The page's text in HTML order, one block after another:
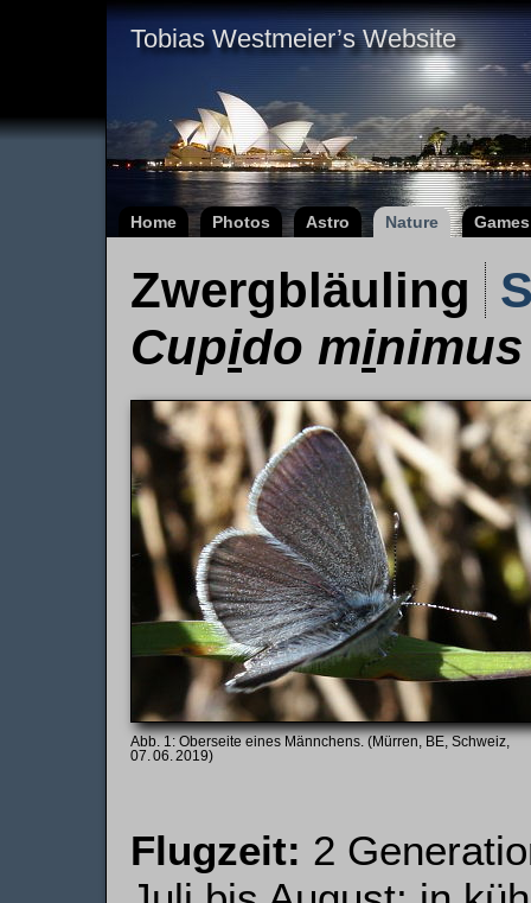
Tobias Westmeier’s Website
Home Photos Astro Nature Games
Zwergbläuling
Cupido minimus
Oberseite eines Männchens. (Mürren, BE, Schweiz,
07. 06. 2019)
Flugzeit: 2